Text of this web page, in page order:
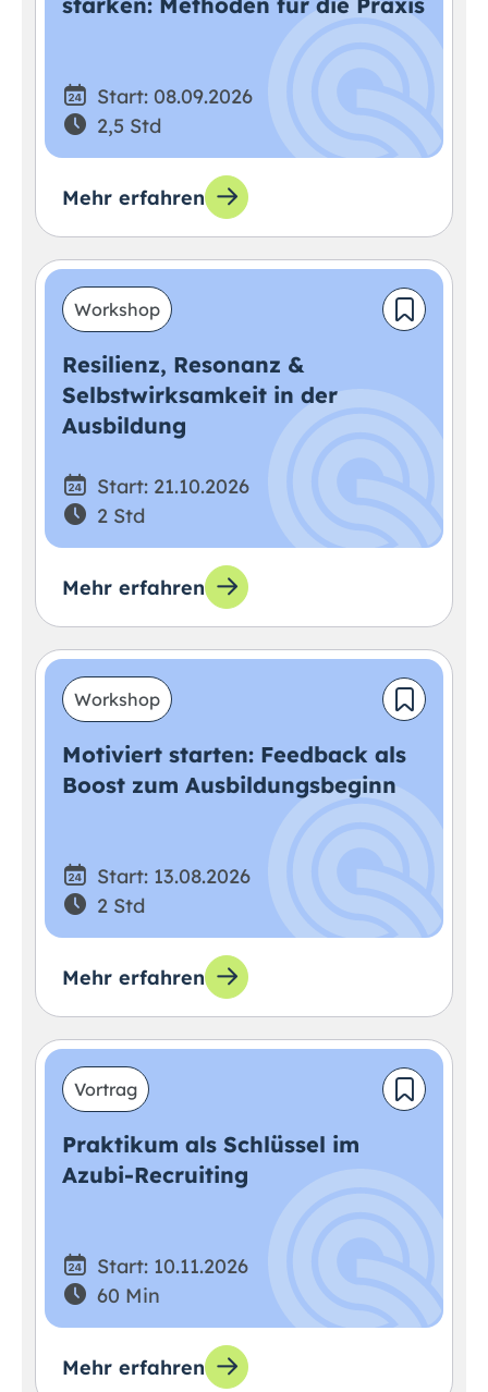
Start: 08.09.2026
2,5 Std
Mehr erfahren
Workshop
Resilienz, Resonanz &
Selbstwirksamkeit in der
Ausbildung
Start: 21.10.2026
2 Std
Mehr erfahren
Workshop
Motiviert starten: Feedback als
Boost zum Ausbildungsbeginn
Start: 13.08.2026
2 Std
Mehr erfahren
Vortrag
Praktikum als Schlüssel im
Azubi-Recruiting
Start: 10.11.2026
60 Min
Mehr erfahren